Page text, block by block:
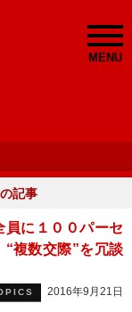
MENU
記事
員に１００パーセ
複数交際”を冗談
2016年9月21日